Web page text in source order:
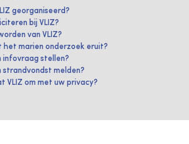
georganiseerd?
bij VLIZ?
van VLIZ?
het marien onderzoek eruit?
infovraag stellen?
strandvondst melden?
VLIZ om met uw privacy?